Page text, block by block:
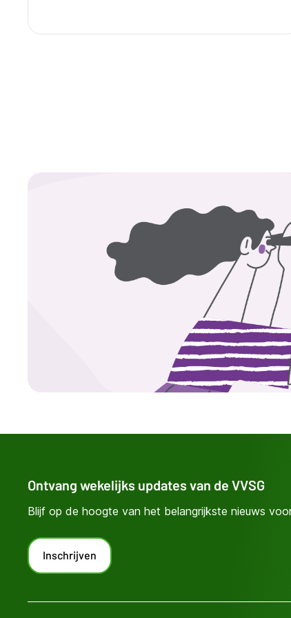
Ontvang wekelijks updates van de VVSG
Blijf op de hoogte van het belangrijkste nieuws
Inschrijven